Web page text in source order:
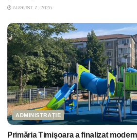
AUGUST 7, 2026
ADMINISTRAȚIE
Primăria Timişoara a finalizat